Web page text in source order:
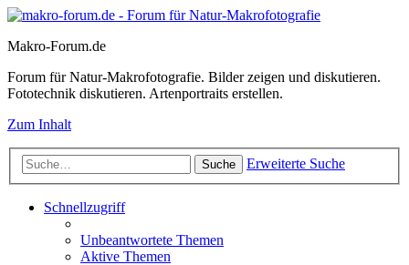
Makro-Forum.de
Forum für Natur-Makrofotografie. Bilder zeigen und diskutieren.
Fototechnik diskutieren. Artenportraits erstellen.
Zum Inhalt
Suche Erweiterte Suche
Schnellzugriff
Unbeantwortete Themen
Aktive Themen